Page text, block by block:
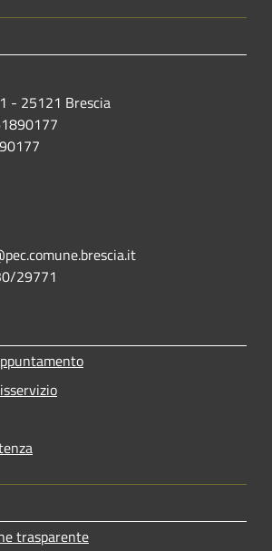
- 25121 Brescia
29771
trasparente